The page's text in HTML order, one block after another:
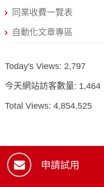
過經濟部「公司與商業及有
進行線上申請，這不僅能享
同業收費一覽表
自動化文章專區
Today's Views: 2,797
今天網站訪客數量: 1,464
Total Views: 4,854,525
申請試用